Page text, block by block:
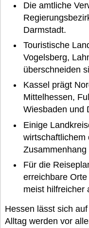
Die amtliche
Darmstadt.
Touristische
Vogelsberg,
überschneiden
Kassel prägt
Mittelhessen,
Wiesbaden und
Einige
wirtschaftlichem
Für die
erreichbare
meist hilfreicher
Hessen lässt sich
Alltag werden vor